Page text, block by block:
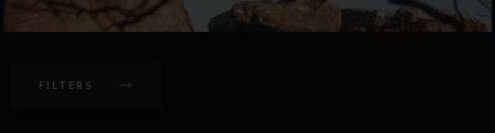
FILTERS